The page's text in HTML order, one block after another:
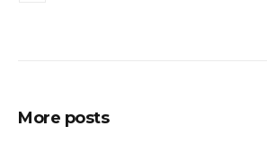
More posts